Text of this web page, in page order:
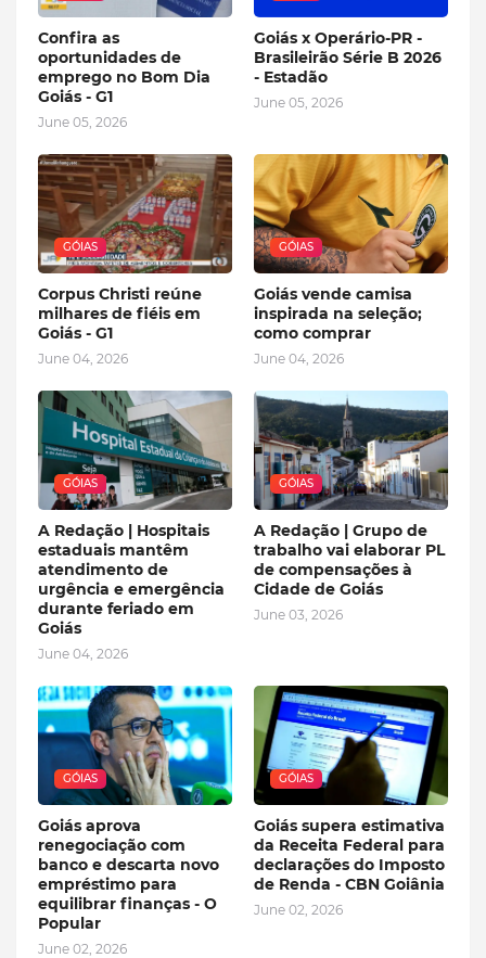
Confira as
oportunidades de
emprego no Bom Dia
Goiás - G1
June 05, 2026
Goiás x Operário-PR -
Brasileirão Série B 2026
- Estadão
June 05, 2026
GÓIAS
Corpus Christi reúne
milhares de fiéis em
Goiás - G1
June 04, 2026
GÓIAS
Goiás vende camisa
inspirada na seleção;
como comprar
June 04, 2026
GÓIAS
A Redação | Hospitais
estaduais mantêm
atendimento de
urgência e emergência
durante feriado em
Goiás
June 04, 2026
GÓIAS
A Redação | Grupo de
trabalho vai elaborar PL
de compensações à
Cidade de Goiás
June 03, 2026
GÓIAS
Goiás aprova
renegociação com
banco e descarta novo
empréstimo para
equilibrar finanças - O
Popular
June 02, 2026
GÓIAS
Goiás supera estimativa
da Receita Federal para
declarações do Imposto
de Renda - CBN Goiânia
June 02, 2026